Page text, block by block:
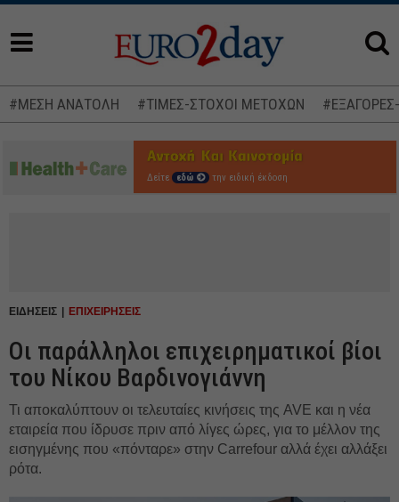
#ΜΕΣΗ ΑΝΑΤΟΛΗ #ΤΙΜΕΣ-ΣΤΟΧΟΙ ΜΕΤΟΧΩΝ
Δείτε εδώ την ειδική έκδοση
ΕΙΔΗΣΕΙΣ ΕΠΙΧΕΙΡΗΣΕΙΣ
Οι παράλληλοι επιχειρηματικοί βίοι
του Νίκου Βαρδινογιάννη
Τι αποκαλύπτουν οι τελευταίες κινήσεις της AVE και η νέα
εταιρεία που ίδρυσε πριν από λίγες ώρες, για το μέλλον της
εισηγμένης που «πόνταρε» στην Carrefour αλλά έχει αλλάξει
ρότα.